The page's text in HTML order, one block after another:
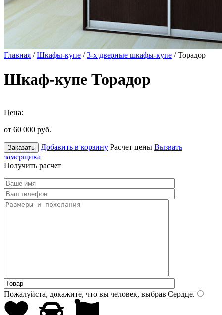
Главная /Шкафы-купе /3-х дверные шкафы-купе / Торадор
Шкаф-купе Торадор
Цена:
от 60 000 руб.
Заказать Добавить в корзину Расчет цены Вызвать
замерщика
Получить расчет
Пожалуйста, докажите, что вы человек, выбрав Сердце.